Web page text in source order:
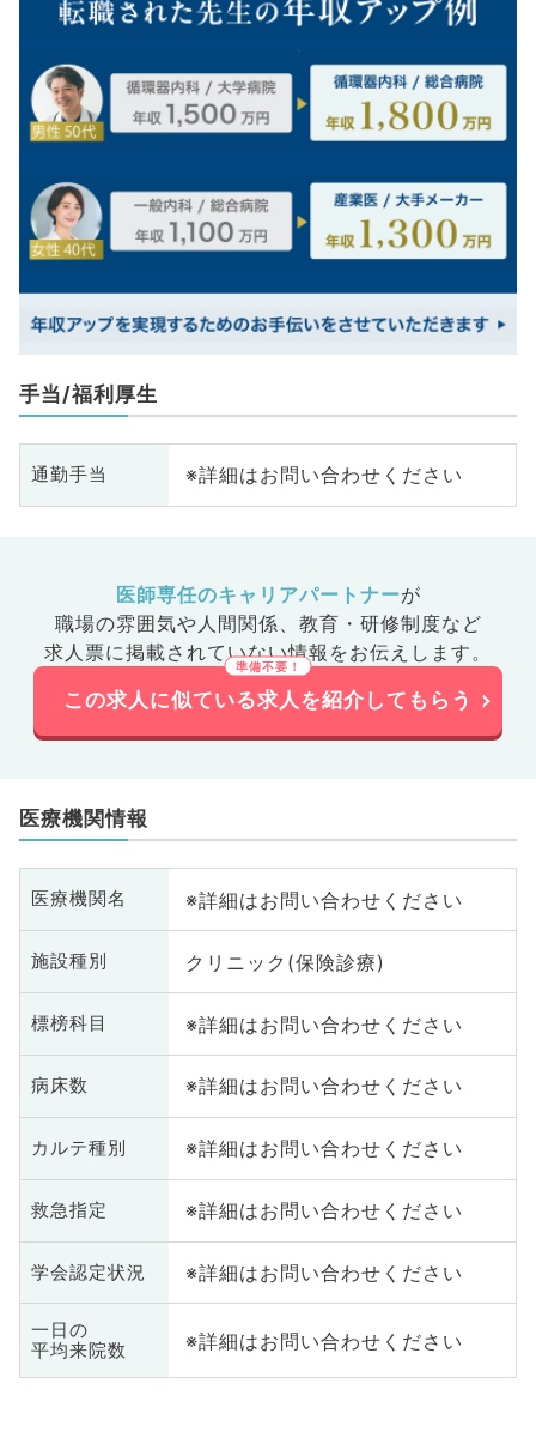
手当/福利厚生
通勤手当 ※詳細はお問い合わせください
医師専任のキャリアパートナーが
職場の雰囲気や人間関係、 教育・研修制度など
求人票に掲載されていない情報をお伝えします。
この求人に似ている求人を紹介してもらう
医療機関情報
医療機関名 ※詳細はお問い合わせください
施設種別 クリニック(保険診療)
標榜科目 ※詳細はお問い合わせください
病床数 ※詳細はお問い合わせください
カルテ種別 ※詳細はお問い合わせください
救急指定 ※詳細はお問い合わせください
学会認定状況 ※詳細はお問い合わせください
一日の
平均来院数
※詳細はお問い合わせください